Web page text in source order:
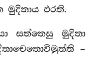
ඵරති.
සත්තෙසු මුදිතා
–